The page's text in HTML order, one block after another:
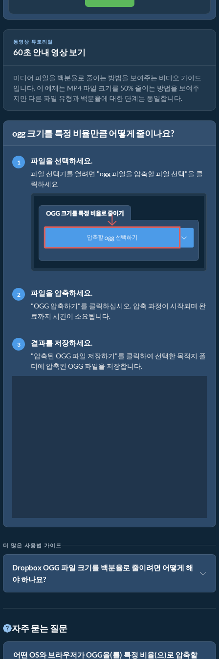
동영상 튜토리얼
60초 안내 영상 보기
미디어 파일 크기를 50% 줄이는 방법 (간단한 가이드)
미디어 파일을 백분율로 줄이는 방법을 보여주는 비디오 가이드
입니다. 이 예제는 MP4 파일 크기를 50% 줄이는 방법을 보여주
지만 다른 파일 유형과 백분율에 대한 단계는 동일합니다.
ogg 크기를 특정 비율만큼 어떻게 줄이나요?
파일을 선택하세요.
파일 선택기를 열려면 "ogg 파일을 압축할 파일 선택"을 클
릭하세요
파일을 압축하세요.
"OGG 압축하기"를 클릭하십시오. 압축 과정이 시작되며 완
료까지 시간이 소요됩니다.
결과를 저장하세요.
"압축된 OGG 파일 저장하기"를 클릭하여 선택한 목적지 폴
더에 압축된 OGG 파일을 저장합니다.
더 많은 사용법 가이드
Dropbox OGG 파일 크기를 백분율로 줄이려면 어떻게 해
야 하나요?
자주 묻는 질문
어떤 OS와 브라우저가 OGG을(를) 특정 비율(으)로 압축할